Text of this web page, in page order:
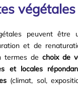
végétales
peuvent être
et de
termes de choix de
et locales
(climat, sol,